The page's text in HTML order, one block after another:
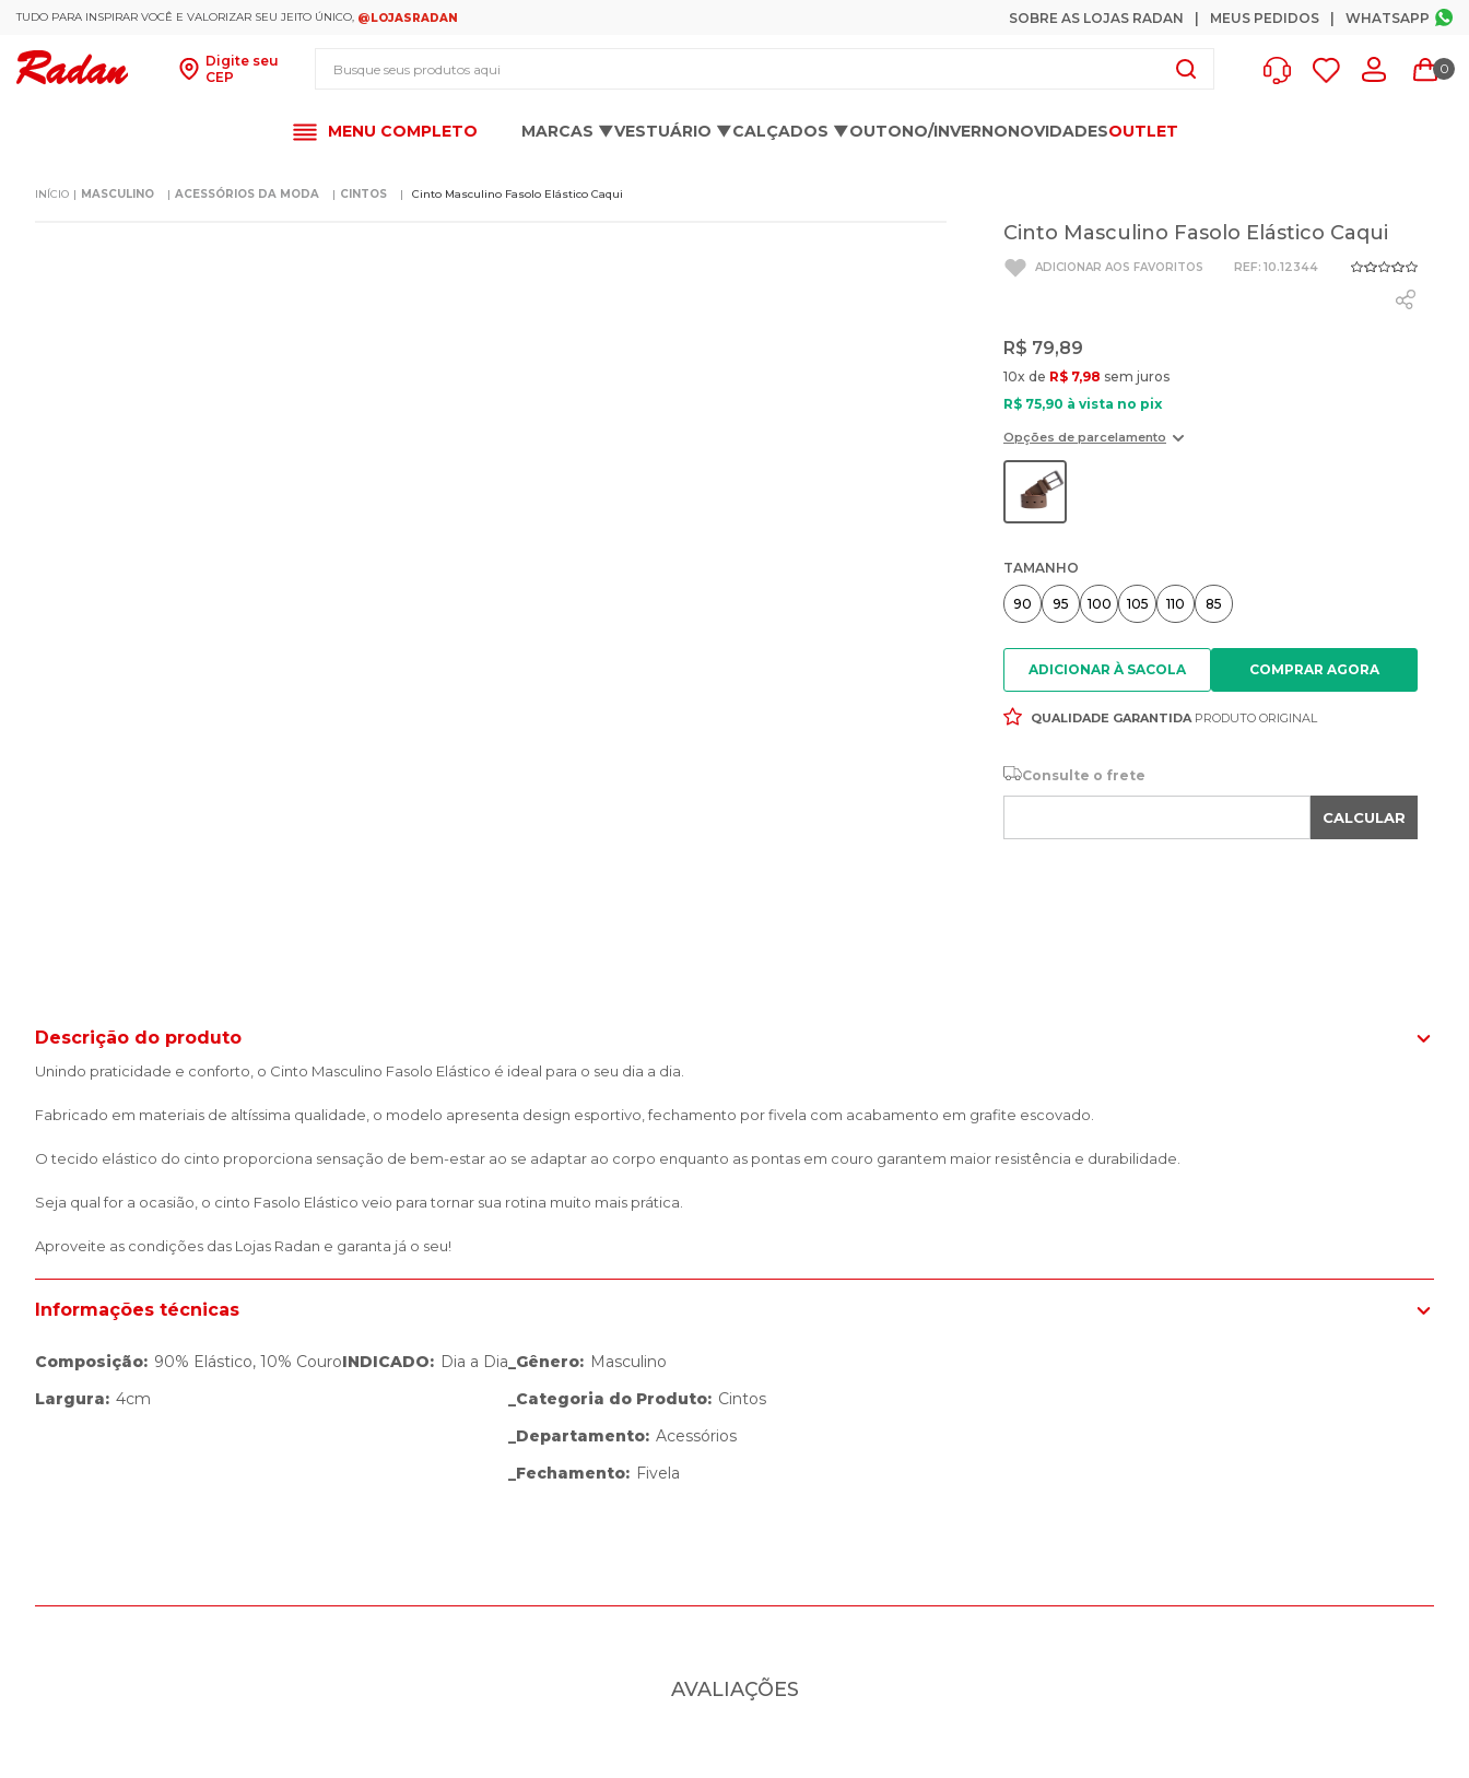
TUDO PARA INSPIRAR VOCÊ E VALORIZAR SEU JEITO ÚNICO, @LOJASRADAN SOBRE AS LOJAS RADAN MEUS PEDIDOS WHATSAPP
Digite seu
CEP
0
MENU COMPLETO MARCAS ▼VESTUÁRIO ▼CALÇADOS ▼OUTONO/INVERNONOVIDADESOUTLET
MASCULINO ACESSÓRIOS DA MODA CINTOS Cinto Masculino Fasolo Elástico Caqui
Cinto Masculino Fasolo Elástico Caqui
: 10.12344
R$ 79,89
10x de R$ 7,98 sem juros
R$ 75,90 à vista no pix
Opções de parcelamento
TAMANHO
90 95 100 105 110 85
ADICIONAR À SACOLA
QUALIDADE GARANTIDAPRODUTO ORIGINAL
Consulte o frete
CALCULAR
Descrição do produto
Unindo praticidade e conforto, o Cinto Masculino Fasolo Elástico é ideal para o seu dia a dia.
Fabricado em materiais de altíssima qualidade, o modelo apresenta design esportivo, fechamento por fivela com acabamento em grafite escovado.
O tecido elástico do cinto proporciona sensação de bem-estar ao se adaptar ao corpo enquanto as pontas em couro garantem maior resistência e durabilidade.
Seja qual for a ocasião, o cinto Fasolo Elástico veio para tornar sua rotina muito mais prática.
Aproveite as condições das Lojas Radan e garanta já o seu!
Informações técnicas
Composição: 90% Elástico, 10% Couro
Largura: 4cm
INDICADO: Dia a Dia _Gênero: Masculino
_Categoria do Produto: Cintos
_Departamento: Acessórios
_Fechamento: Fivela
AVALIAÇÕES